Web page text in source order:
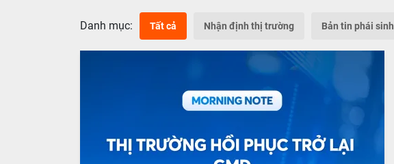
Danh mục: Tất cả Nhận định thị trường Bản tin phái sinh